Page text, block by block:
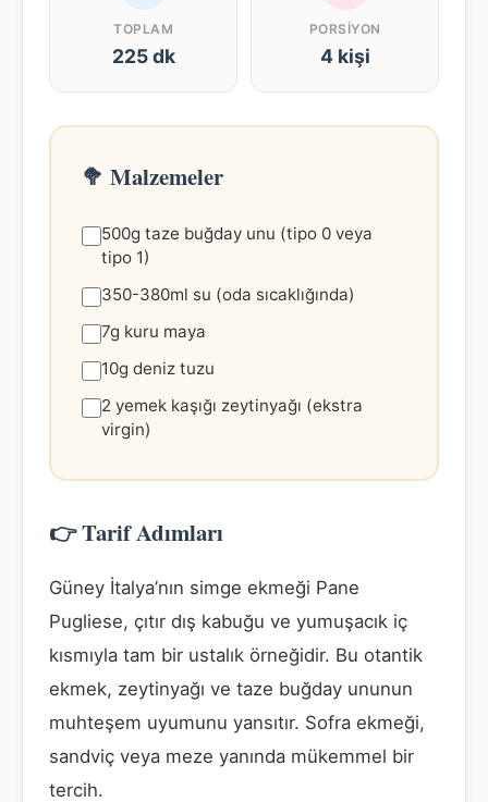
TOPLAM
225 dk
PORSIYON
4 kişi
🥦 Malzemeler
500g taze buğday unu (tipo 0 veya
tipo 1)
350-380ml su (oda sıcaklığında)
7g kuru maya
10g deniz tuzu
2 yemek kaşığı zeytinyağı (ekstra
virgin)
👉 Tarif Adımları
Güney İtalya’nın simge ekmeği Pane
Pugliese, çıtır dış kabuğu ve yumuşacık iç
kısmıyla tam bir ustalık örneğidir. Bu otantik
ekmek, zeytinyağı ve taze buğday ununun
muhteşem uyumunu yansıtır. Sofra ekmeği,
sandviç veya meze yanında mükemmel bir
tercih.